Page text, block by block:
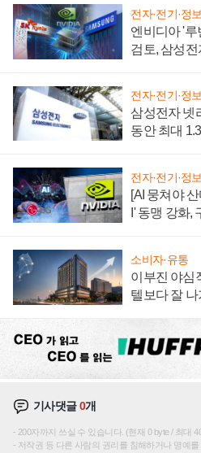
전자·전기·정
엔비디아 '루
검토, 삼성전
전자·전기·정
삼성전자 넷
동안 최대
전자·전기·정
[AI 뭉쳐야
I' 동맹 강화,
소비자·유통
이부진 야심
텔보다 잘 나
기사댓글0개
200자까지 쓰실 수 있습니다. (현재 0 byte / 최대
저작권 등 다른 사람의 권리를 침해하거나 명예